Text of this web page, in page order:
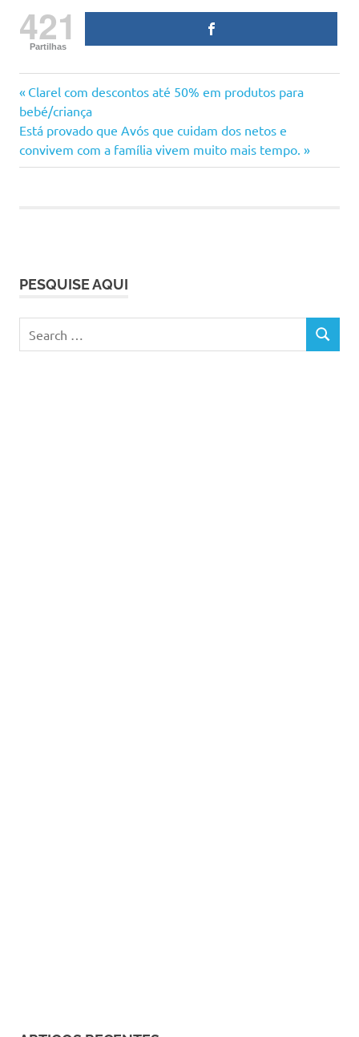
421
Partilhas
criança
dicas
dicas
para
da
tempo
de
sono
Navegação
de
artigos
Previous
Post:
Clarel com descontos até 50% em produtos para
bebé/criança
Next
Post:
Está provado que Avós que cuidam dos netos e
convivem com a família vivem muito mais tempo.
PESQUISE AQUI
for:
SEARCH